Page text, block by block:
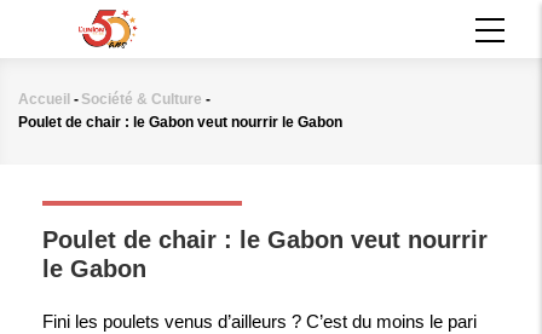
principal
Fil
Accueil - Société & Culture -
Poulet de chair : le Gabon veut nourrir le Gabon
Poulet de chair : le Gabon veut nourrir
le Gabon
Fini les poulets venus d’ailleurs ? C’est du moins le pari